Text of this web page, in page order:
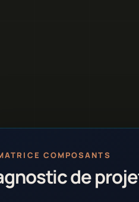
COMPOSANTS
de